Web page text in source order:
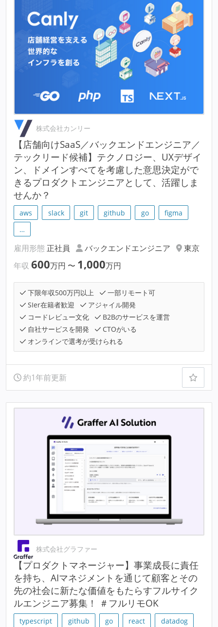
株式会社カンリー
【店舗向けSaaS／バックエンドエンジニア／
テックリード候補】テクノロジー、UXデザイ
ン、ドメインすべてを考慮した意思決定がで
きるプロダクトエンジニアとして、活躍しま
せんか？
aws slack git github go
figma
…
雇用形態 正社員 バックエンドエンジニア
東京
年収 600万円 〜 1,000万円
下限年収500万円以上
一部リモート可
SIer在籍者歓迎
アジャイル開発
コードレビュー文化
B2Bのサービスを運営
自社サービスを開発
CTOがいる
オンラインで選考が受けられる
約1年前更新
株式会社グラファー
【プロダクトマネージャー】事業成長に責任
を持ち、AIマネジメントを通じて顧客とその
先の社会に新たな価値をもたらすフルサイク
ルエンジニア募集！ ＃フルリモOK
typescript github go react
datadog